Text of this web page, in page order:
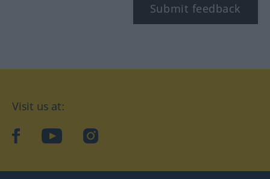
Submit feedback
Visit us at:
facebookYouTubeInstagram